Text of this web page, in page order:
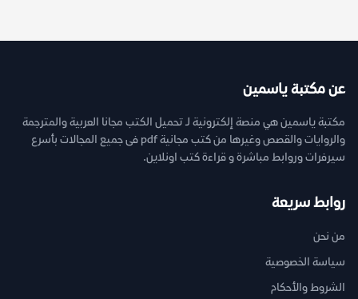
عن مكتبة ياسمين
مكتبة ياسمين هي منصة إلكترونية لـ تحميل الكتب مجانا العربية والمترجمة
والروايات والقصص وغيرها من كتب مجانية pdf فى جميع المجالات بأسرع
سيرفرات وروابط مباشرة و قراءة كتب اونلاين.
روابط سريعة
من نحن
سياسة الخصوصية
الشروط والأحكام